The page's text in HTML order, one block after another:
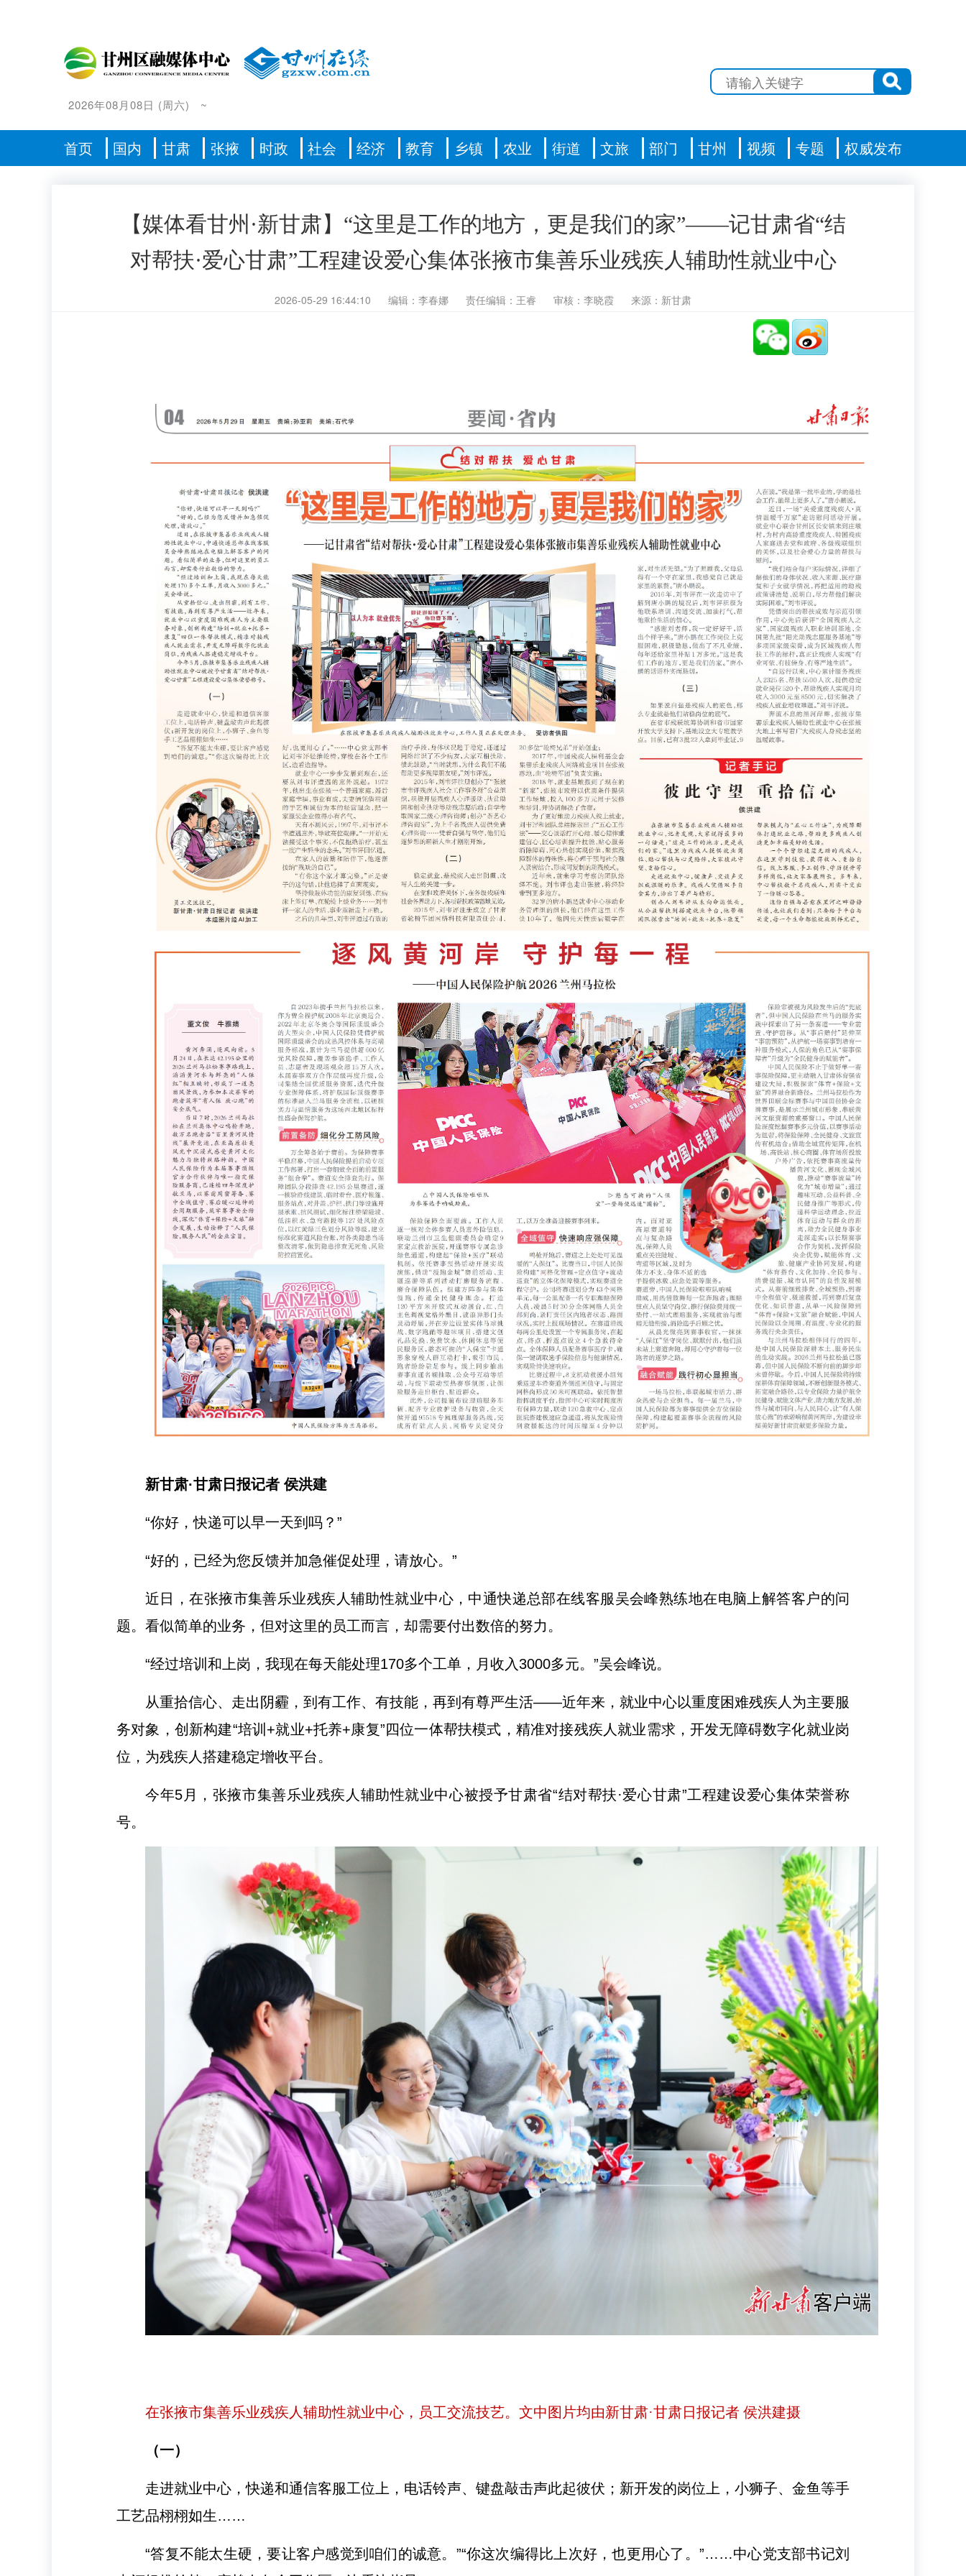
2026年08月08日 (周六) ~
首页 国内 甘肃 张掖 时政 社会 经济 教育 乡镇 农业 街道 文旅 部门 甘州 视频 专题 权威发布
【媒体看甘州·新甘肃】“这里是工作的地方，更是我们的家”——记甘肃省“结
对帮扶·爱心甘肃”工程建设爱心集体张掖市集善乐业残疾人辅助性就业中心
2026-05-29 16:44:10 编辑：李春娜 责任编辑：王睿 审核：李晓霞 来源：新甘肃
新甘肃·甘肃日报记者 侯洪建
“你好，快递可以早一天到吗？”
“好的，已经为您反馈并加急催促处理，请放心。”
近日，在张掖市集善乐业残疾人辅助性就业中心，中通快递总部在线客服吴会峰熟练地在电脑上解答客户的问
题。看似简单的业务，但对这里的员工而言，却需要付出数倍的努力。
“经过培训和上岗，我现在每天能处理170多个工单，月收入3000多元。”吴会峰说。
从重拾信心、走出阴霾，到有工作、有技能，再到有尊严生活——近年来，就业中心以重度困难残疾人为主要服
务对象，创新构建“培训+就业+托养+康复”四位一体帮扶模式，精准对接残疾人就业需求，开发无障碍数字化就业岗
位，为残疾人搭建稳定增收平台。
今年5月，张掖市集善乐业残疾人辅助性就业中心被授予甘肃省“结对帮扶·爱心甘肃”工程建设爱心集体荣誉称
号。
在张掖市集善乐业残疾人辅助性就业中心，员工交流技艺。文中图片均由新甘肃·甘肃日报记者 侯洪建摄
（一）
走进就业中心，快递和通信客服工位上，电话铃声、键盘敲击声此起彼伏；新开发的岗位上，小狮子、金鱼等手
工艺品栩栩如生……
“答复不能太生硬，要让客户感觉到咱们的诚意。”“你这次编得比上次好，也更用心了。”……中心党支部书记刘